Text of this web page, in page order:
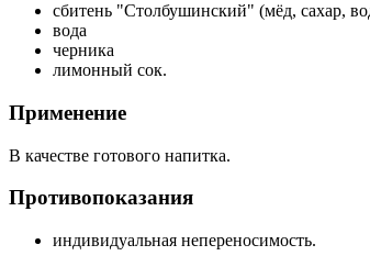
сбитень "Столбушинский" (мёд, сахар,
вода
черника
лимонный сок.
Применение
В качестве готового напитка.
Противопоказания
индивидуальная непереносимость.